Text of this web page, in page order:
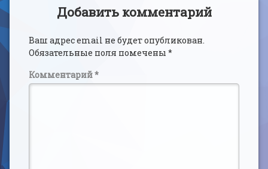
Добавить комментарий
Ваш адрес email не будет опубликован.
Обязательные поля помечены *
Комментарий*